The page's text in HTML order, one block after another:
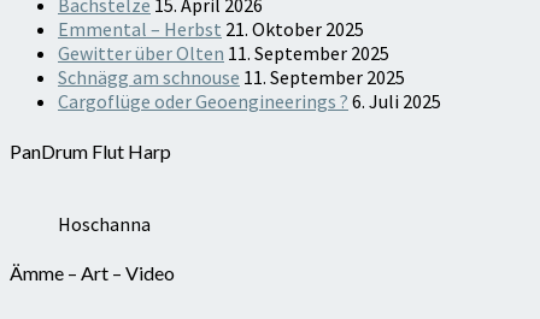
Bachstelze 15. April 2026
Emmental – Herbst 21. Oktober 2025
Gewitter über Olten 11. September 2025
Schnägg am schnouse 11. September 2025
Cargoflüge oder Geoengineerings ? 6. Juli 2025
PanDrum Flut Harp
Hoschanna
Ämme – Art – Video